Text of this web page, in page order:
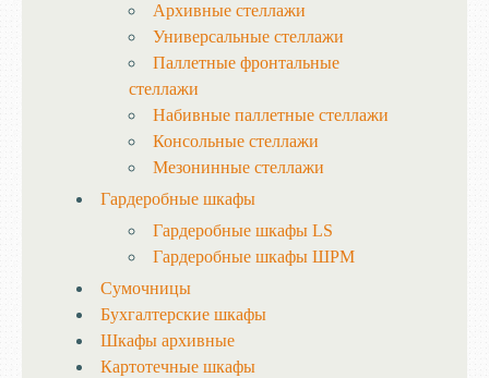
Архивные стеллажи
Универсальные стеллажи
Паллетные фронтальные
стеллажи
Набивные паллетные стеллажи
Консольные стеллажи
Мезонинные стеллажи
Гардеробные шкафы
Гардеробные шкафы LS
Гардеробные шкафы ШРМ
Сумочницы
Бухгалтерские шкафы
Шкафы архивные
Картотечные шкафы